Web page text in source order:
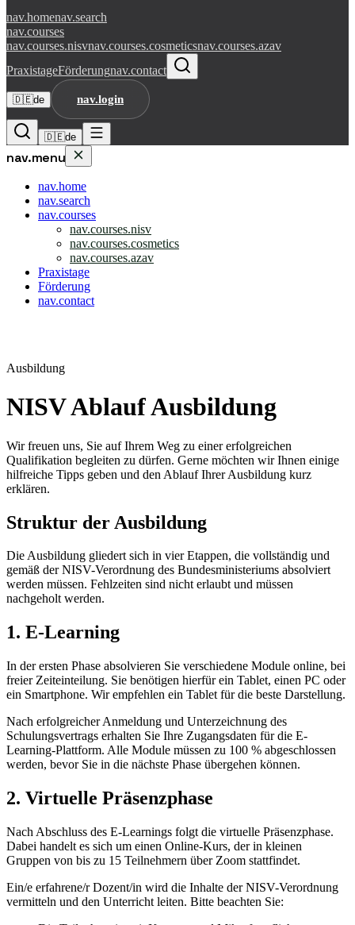
nav.homenav.search
nav.courses
nav.courses.nisvnav.courses.cosmeticsnav.courses.azav
PraxistageFörderungnav.contact
🇩🇪de nav.login
🇩🇪de
nav.menu
nav.home
nav.search
nav.courses
nav.courses.nisv
nav.courses.cosmetics
nav.courses.azav
Praxistage
Förderung
nav.contact
Ausbildung
NISV Ablauf Ausbildung
Wir freuen uns, Sie auf Ihrem Weg zu einer erfolgreichen
Qualifikation begleiten zu dürfen. Gerne möchten wir Ihnen einige
hilfreiche Tipps geben und den Ablauf Ihrer Ausbildung kurz
erklären.
Struktur der Ausbildung
Die Ausbildung gliedert sich in vier Etappen, die vollständig und
gemäß der NISV-Verordnung des Bundesministeriums absolviert
werden müssen. Fehlzeiten sind nicht erlaubt und müssen
nachgeholt werden.
1. E-Learning
In der ersten Phase absolvieren Sie verschiedene Module online, bei
freier Zeiteinteilung. Sie benötigen hierfür ein Tablet, einen PC oder
ein Smartphone. Wir empfehlen ein Tablet für die beste Darstellung.
Nach erfolgreicher Anmeldung und Unterzeichnung des
Schulungsvertrags erhalten Sie Ihre Zugangsdaten für die E-
Learning-Plattform. Alle Module müssen zu 100 % abgeschlossen
werden, bevor Sie in die nächste Phase übergehen können.
2. Virtuelle Präsenzphase
Nach Abschluss des E-Learnings folgt die virtuelle Präsenzphase.
Dabei handelt es sich um einen Online-Kurs, der in kleinen
Gruppen von bis zu 15 Teilnehmern über Zoom stattfindet.
Ein/e erfahrene/r Dozent/in wird die Inhalte der NISV-Verordnung
vermitteln und den Unterricht leiten. Bitte beachten Sie: